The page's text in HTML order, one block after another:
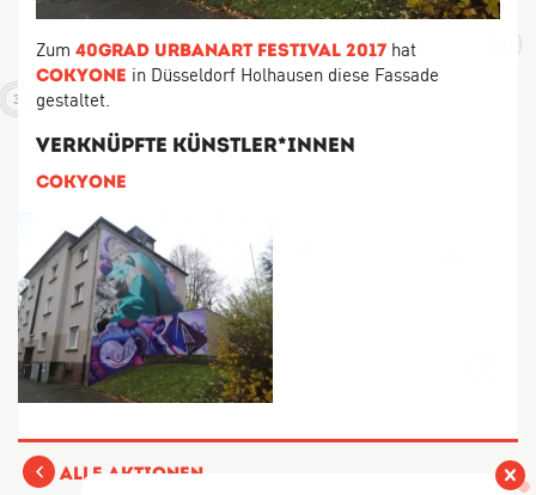
Zum 40grad Urbanart Festival 2017hat
Cokyone in Düsseldorf Holhausen diese Fassade
gestaltet.
Verknüpfte Künstler*Innen
Cokyone
Alle Aktionen
3